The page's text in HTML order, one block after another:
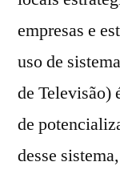
empresas e
uso de
de Televisão)
de
desse